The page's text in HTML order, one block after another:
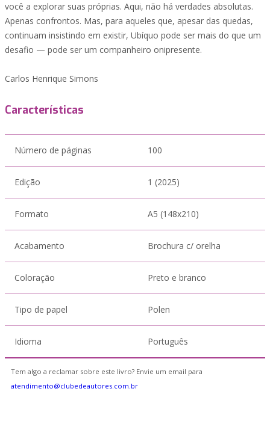
você a explorar suas próprias. Aqui, não há verdades absolutas.
Apenas confrontos. Mas, para aqueles que, apesar das quedas,
continuam insistindo em existir, Ubíquo pode ser mais do que um
desafio — pode ser um companheiro onipresente.
Carlos Henrique Simons
Características
Número de páginas 100
Edição 1 (2025)
Formato A5 (148x210)
Acabamento Brochura c/ orelha
Coloração Preto e branco
Tipo de papel Polen
Idioma Português
Tem algo a reclamar sobre este livro? Envie um email para
atendimento@clubedeautores.com.br